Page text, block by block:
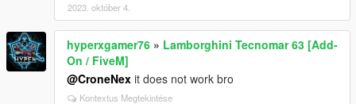
2023. október 4.
hyperxgamer76 » Lamborghini Tecnomar 63 [Add-
On / FiveM]
@CroneNex it does not work bro
Kontextus Megtekintése